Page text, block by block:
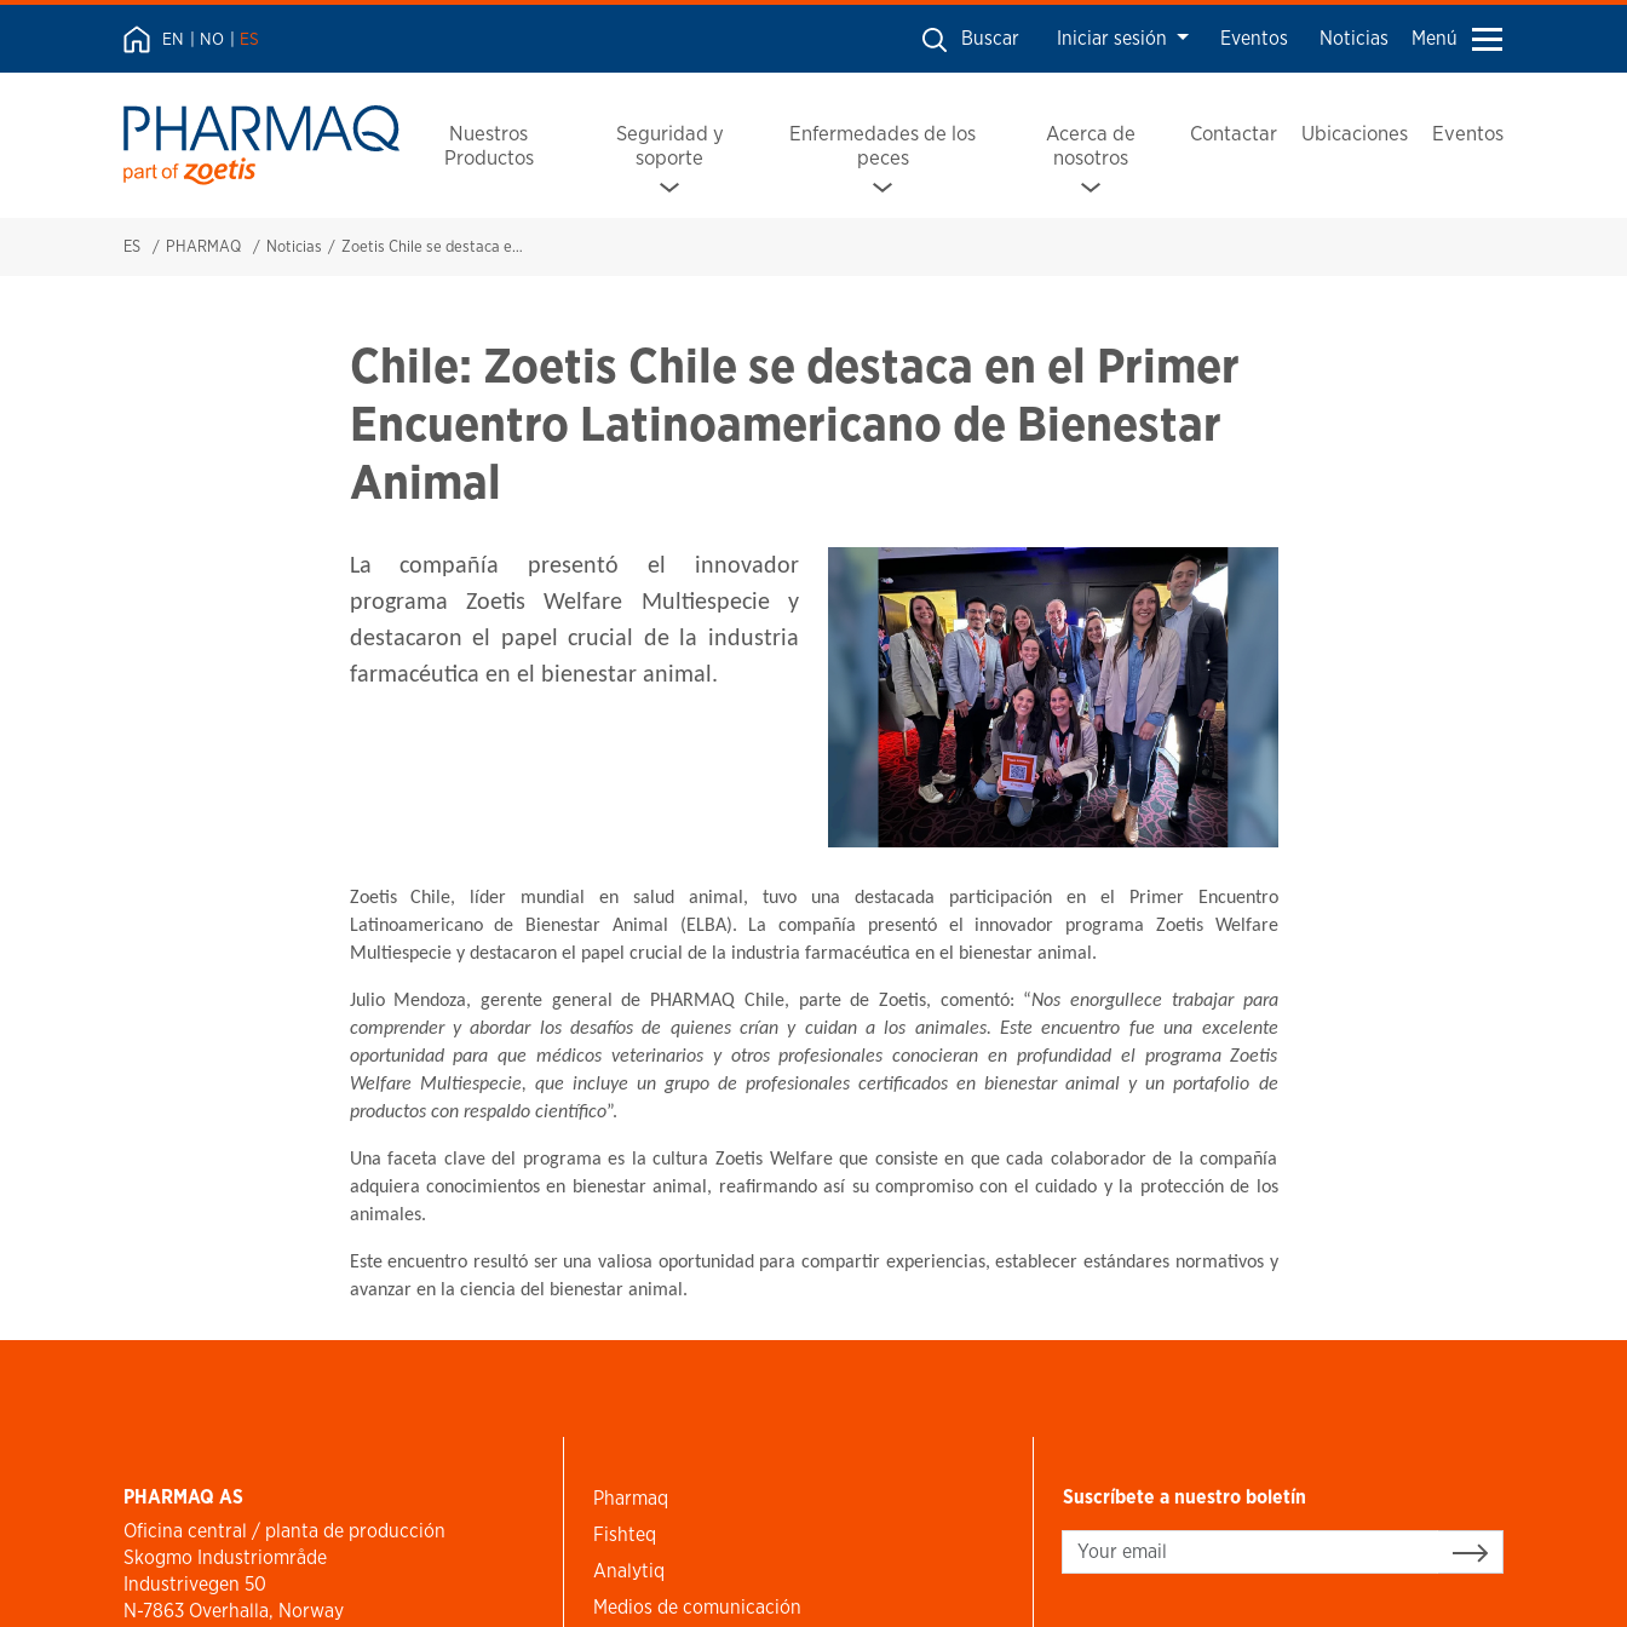
EN NO ES Buscar Iniciar sesión Eventos Noticias Menú
Nuestros
Productos
Seguridad y
soporte
Enfermedades de los
peces
Acerca de
nosotros
Contactar Ubicaciones Eventos
ES PHARMAQ Noticias Zoetis Chile se destaca en el Primer Encuentro Latinoamericano de Bienestar Animal
Chile: Zoetis Chile se destaca en el Primer
Encuentro Latinoamericano de Bienestar
Animal
La compañía presentó el innovador
programa Zoetis Welfare Multiespecie y
destacaron el papel crucial de la industria
farmacéutica en el bienestar animal.
Zoetis Chile, líder mundial en salud animal, tuvo una destacada participación en el Primer Encuentro
Latinoamericano de Bienestar Animal (ELBA). La compañía presentó el innovador programa Zoetis Welfare
Multiespecie y destacaron el papel crucial de la industria farmacéutica en el bienestar animal.
Julio Mendoza, gerente general de PHARMAQ Chile, parte de Zoetis, comentó: “Nos enorgullece trabajar para
comprender y abordar los desafíos de quienes crían y cuidan a los animales. Este encuentro fue una excelente
oportunidad para que médicos veterinarios y otros profesionales conocieran en profundidad el programa Zoetis
Welfare Multiespecie, que incluye un grupo de profesionales certificados en bienestar animal y un portafolio de
productos con respaldo científico”.
Una faceta clave del programa es la cultura Zoetis Welfare que consiste en que cada colaborador de la compañía
adquiera conocimientos en bienestar animal, reafirmando así su compromiso con el cuidado y la protección de los
animales.
Este encuentro resultó ser una valiosa oportunidad para compartir experiencias, establecer estándares normativos y
avanzar en la ciencia del bienestar animal.
PHARMAQ AS
Oficina central / planta de producción
Skogmo Industriområde
Industrivegen 50
N-7863 Overhalla, Norway
Pharmaq
Fishteq
Analytiq
Medios de comunicación
Suscríbete a nuestro boletín
Sign up